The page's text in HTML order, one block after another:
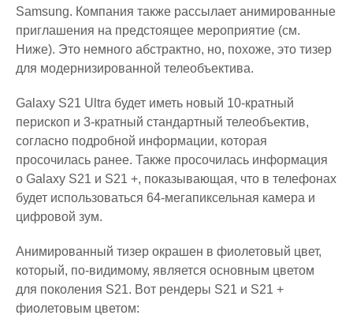
Samsung. Компания также рассылает анимированные
приглашения на предстоящее мероприятие (см.
Ниже). Это немного абстрактно, но, похоже, это тизер
для модернизированной телеобъектива.
Galaxy S21 Ultra будет иметь новый 10-кратный
перископ и 3-кратный стандартный телеобъектив,
согласно подробной информации, которая
просочилась ранее. Также просочилась информация
о Galaxy S21 и S21 +, показывающая, что в телефонах
будет использоваться 64-мегапиксельная камера и
цифровой зум.
Анимированный тизер окрашен в фиолетовый цвет,
который, по-видимому, является основным цветом
для поколения S21. Вот рендеры S21 и S21 +
фиолетовым цветом: